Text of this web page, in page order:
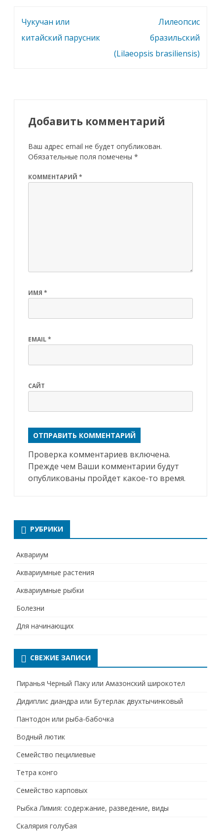
Навигация
по
Чукучан или
китайский парусник
Лилеопсис
бразильский
(Lilaeopsis brasiliensis)
Добавить комментарий
Ваш адрес email не будет опубликован.
Обязательные поля помечены *
КОММЕНТАРИЙ *
ИМЯ *
EMAIL*
САЙТ
Проверка комментариев включена.
Прежде чем Ваши комментарии будут
опубликованы пройдет какое-то время.
РУБРИКИ
Аквариум
Аквариумные растения
Аквариумные рыбки
Болезни
Для начинающих
СВЕЖИЕ ЗАПИСИ
Пиранья Черный Паку или Амазонский широкотел
Дидиплис диандра или Бутерлак двухтычинковый
Пантодон или рыба-бабочка
Водный лютик
Семейство пецилиевые
Тетра конго
Семейство карповых
Рыбка Лимия: содержание, разведение, виды
Скалярия голубая